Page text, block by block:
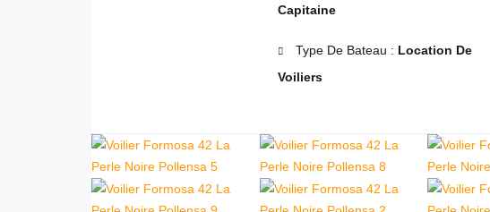
Capitaine
Type De Bateau : Location De
Voiliers